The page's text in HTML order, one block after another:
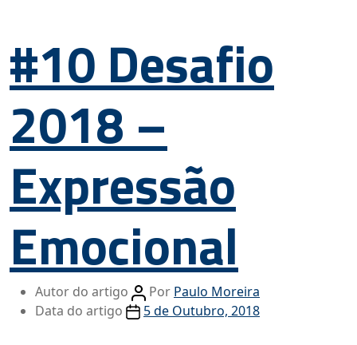
#10 Desafio
2018 –
Expressão
Emocional
Autor do artigo Por Paulo Moreira
Data do artigo
5 de Outubro, 2018